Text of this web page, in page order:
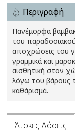
Περιγραφή
Πανέμορφα
του
αποχρώσεις του
γραμμικά και
αισθητική στον
λόγω του βάρους
καθάρισμά.
Άτοκες Δόσεις